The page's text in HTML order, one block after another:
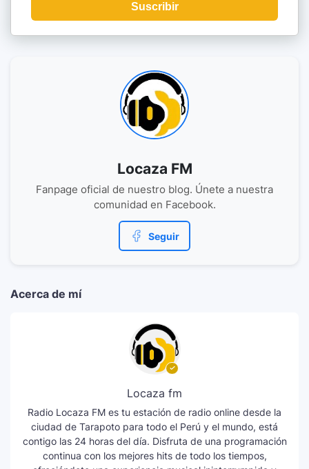
Suscribir
Locaza FM
Fanpage oficial de nuestro blog. Únete a nuestra
comunidad en Facebook.
Seguir
Acerca de mí
Locaza fm
Radio Locaza FM es tu estación de radio online desde la
ciudad de Tarapoto para todo el Perú y el mundo, está
contigo las 24 horas del día. Disfruta de una programación
continua con los mejores hits de todo los tiempos,